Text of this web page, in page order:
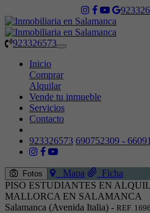
923326573
Toggle
Inicio
Comprar
Alquilar
Vende tu inmueble
Servicios
Contacto
923326573 690752309 -
Fotos Mapa
Ficha
PISO ESTUDIANTES EN
MALLORCA EN SALAMANCA
Salamanca (Avenida Italia) - REF. 1696